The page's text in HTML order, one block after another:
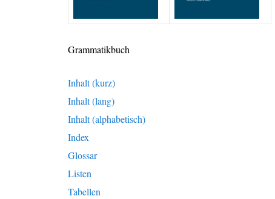
Grammatikbuch
Inhalt (kurz)
Inhalt (lang)
Inhalt (alphabetisch)
Index
Glossar
Listen
Tabellen